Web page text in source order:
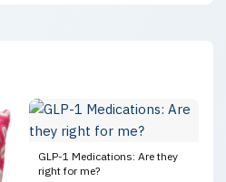
GLP-1 Medications: Are they
right for me?